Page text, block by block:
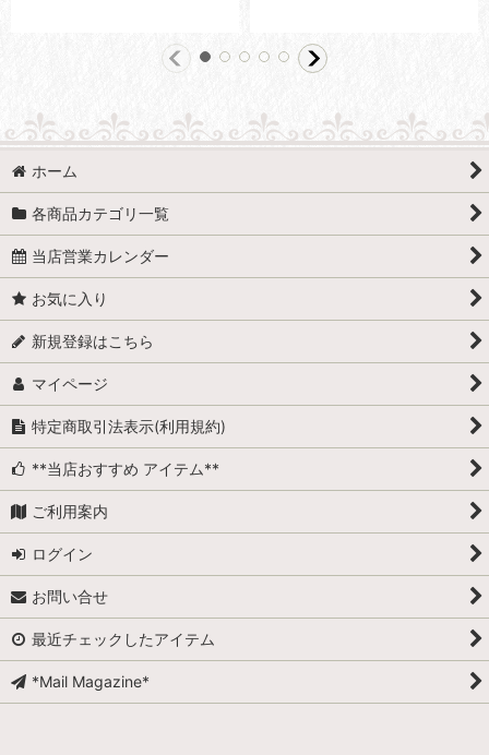
ホーム
各商品カテゴリ一覧
当店営業カレンダー
お気に入り
新規登録はこちら
マイページ
特定商取引法表示(利用規約)
**当店おすすめ アイテム**
ご利用案内
ログイン
お問い合せ
最近チェックしたアイテム
*Mail Magazine*